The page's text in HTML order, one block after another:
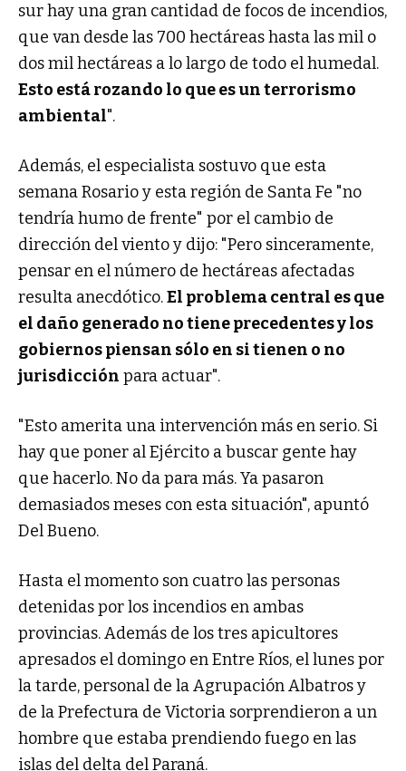
sur hay una gran cantidad de focos de incendios,
que van desde las 700 hectáreas hasta las mil o
dos mil hectáreas a lo largo de todo el humedal.
Esto está rozando lo que es un terrorismo
ambiental".
Además, el especialista sostuvo que esta
semana Rosario y esta región de Santa Fe "no
tendría humo de frente" por el cambio de
dirección del viento y dijo: "Pero sinceramente,
pensar en el número de hectáreas afectadas
resulta anecdótico.El problema central es que
el daño generado no tiene precedentes y los
gobiernos piensan sólo en si tienen o no
jurisdicción para actuar".
"Esto amerita una intervención más en serio. Si
hay que poner al Ejército a buscar gente hay
que hacerlo. No da para más. Ya pasaron
demasiados meses con esta situación", apuntó
Del Bueno.
Hasta el momento son cuatro las personas
detenidas por los incendios en ambas
provincias. Además de los tres apicultores
apresados el domingo en Entre Ríos, el lunes por
la tarde, personal de la Agrupación Albatros y
de la Prefectura de Victoria sorprendieron a un
hombre que estaba prendiendo fuego en las
islas del delta del Paraná.